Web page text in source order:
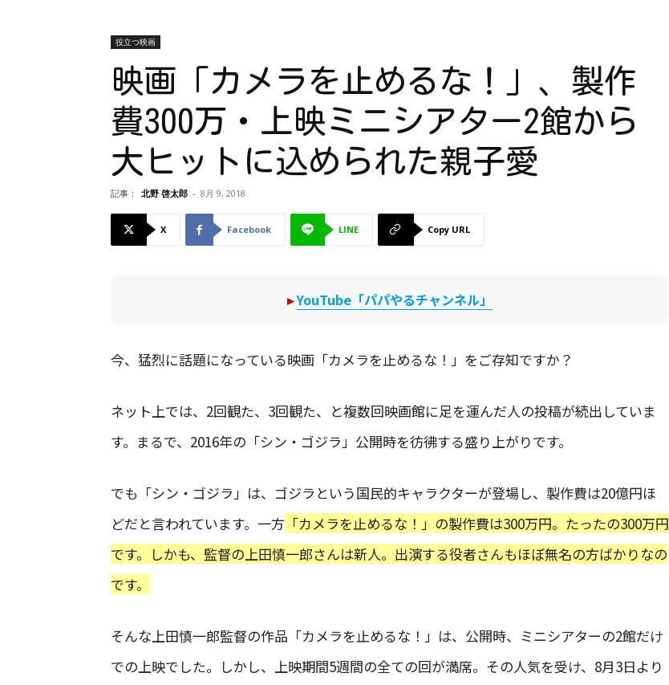
役立つ映画
映画「カメラを止めるな！」、製作
費300万・上映ミニシアター2館から
大ヒットに込められた親子愛
記事： 北野 啓太郎 - 8月 9, 2018
X Facebook LINE Copy URL
▸YouTube「パパやるチャンネル」
今、猛烈に話題になっている映画「カメラを止めるな！」をご存知ですか？
ネット上では、2回観た、3回観た、と複数回映画館に足を運んだ人の投稿が続出していま
す。まるで、2016年の「シン・ゴジラ」公開時を彷彿する盛り上がりです。
でも「シン・ゴジラ」は、ゴジラという国民的キャラクターが登場し、製作費は20億円ほ
どだと言われています。一方 「カメラを止めるな！」の製作費は300万円。たったの300万円
です。しかも、監督の上田慎一郎さんは新人。出演する役者さんもほぼ無名の方ばかりなの
です。
そんな上田慎一郎監督の作品「カメラを止めるな！」は、公開時、ミニシアターの2館だけ
での上映でした。しかし、上映期間5週間の全ての回が満席。その人気を受け、8月3日より